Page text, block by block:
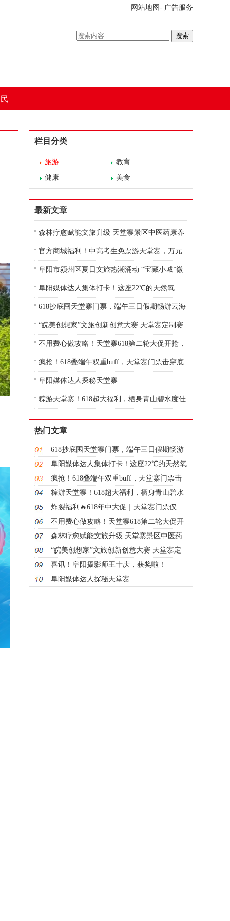
网站地图 - 广告服务
搜索
栏目分类
旅游
教育
健康
美食
最新文章
森林疗愈赋能文旅升级 天堂寨景区中医药康养
场景亮相天贶节
官方商城福利！中高考生免票游天堂寨，万元
消费券立减现金！
阜阳市颍州区夏日文旅热潮涌动 “宝藏小城”微
度假模式受追捧
阜阳媒体达人集体打卡！这座22℃的天然氧
吧，才是我心中的避暑天花板！
618抄底囤天堂寨门票，端午三日假期畅游云海
奇峰
“皖美创想家”文旅创新创意大赛 天堂寨定制赛
公告
不用费心做攻略！天堂寨618第二轮大促开抢，
省心省钱一站式出游
疯抢！618叠端午双重buff，天堂寨门票击穿底
价
阜阳媒体达人探秘天堂寨
粽游天堂寨！618超大福利，栖身青山碧水度佳
热门文章
618抄底囤天堂寨门票，端午三日假期畅游
云海奇峰
阜阳媒体达人集体打卡！这座22℃的天然氧
吧，才是我心中的避暑天花板！
疯抢！618叠端午双重buff，天堂寨门票击
穿底价
粽游天堂寨！618超大福利，栖身青山碧水
度佳节
炸裂福利🔥618年中大促｜天堂寨门票仅
16.8元限时秒杀
不用费心做攻略！天堂寨618第二轮大促开
抢，省心省钱一站式出游
森林疗愈赋能文旅升级 天堂寨景区中医药
康养场景亮相天贶节
“皖美创想家”文旅创新创意大赛 天堂寨定
制赛公告
喜讯！阜阳摄影师王十庆，获奖啦！
阜阳媒体达人探秘天堂寨